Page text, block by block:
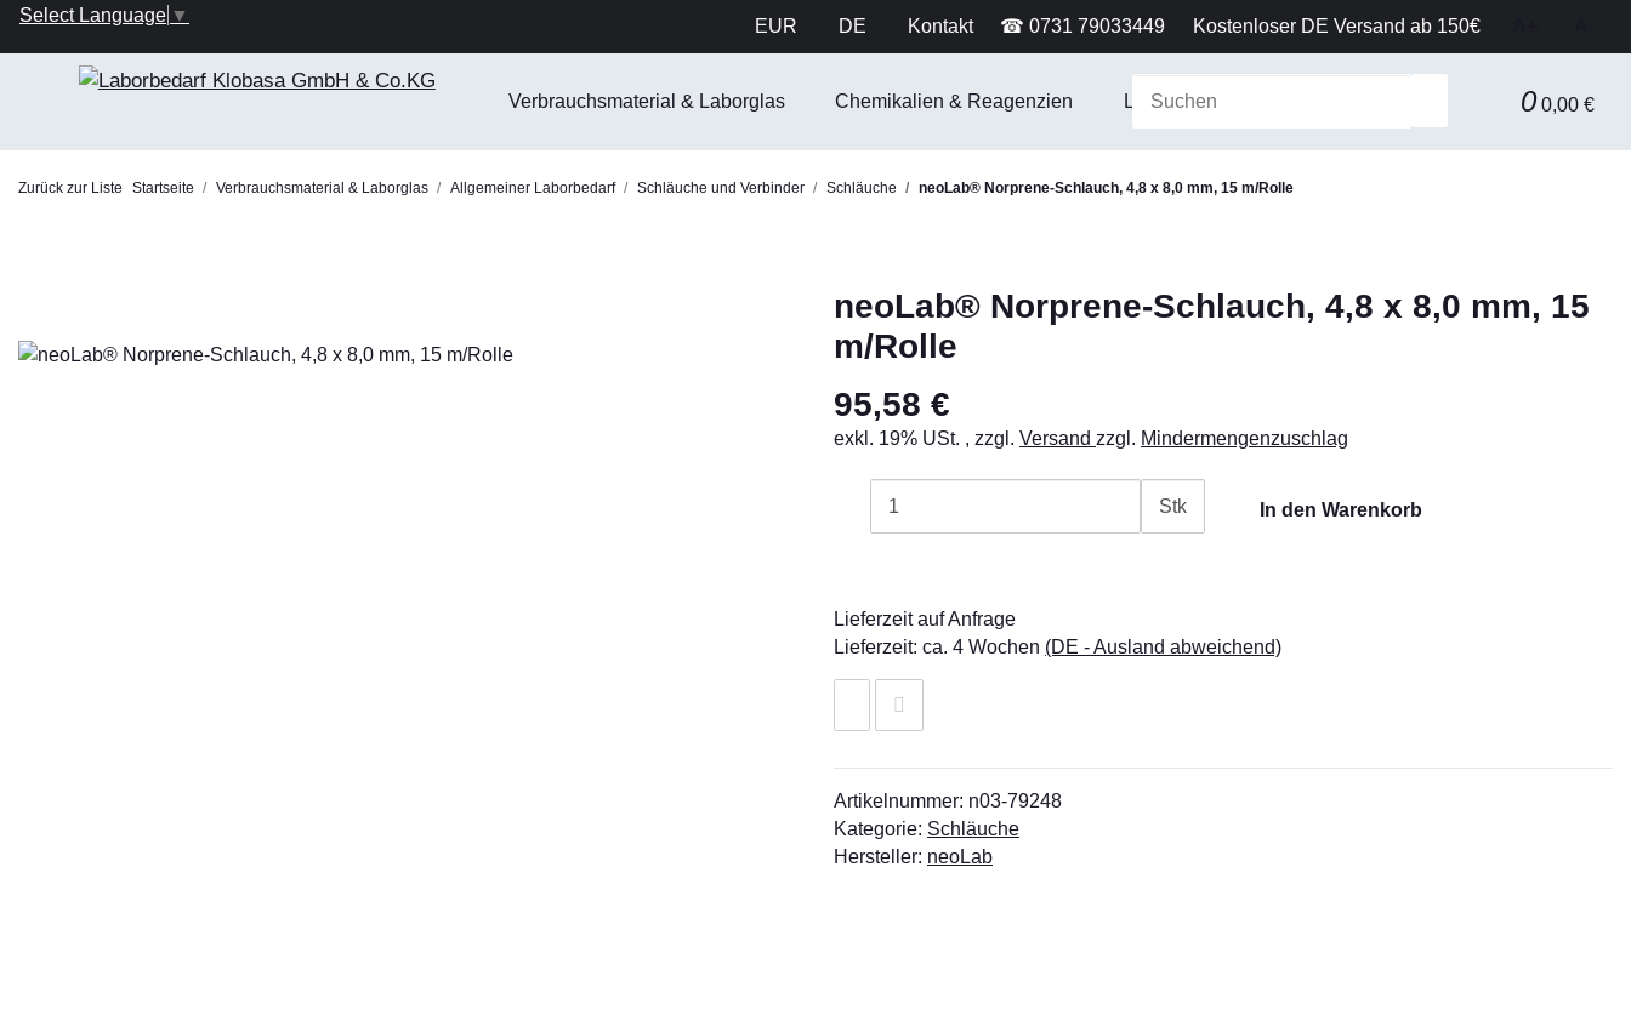
EUR DE Kontakt ☎ 0731 79033449 Kostenloser DE Versand ab 150€
Select Language ▼
0 0,00 €
Verbrauchsmaterial & Laborglas Chemikalien & Reagenzien Laborausstattung & Sicherheit Gerätetechnik
Zurück zur Liste Startseite Verbrauchsmaterial & Laborglas Allgemeiner Laborbedarf Schläuche und Verbinder Schläuche neoLab® Norprene-Schlauch, 4,8 x 8,0 mm, 15 m/Rolle
neoLab® Norprene-Schlauch, 4,8 x 8,0 mm, 15
m/Rolle
95,58 €
exkl. 19% USt. , zzgl. Versand zzgl. Mindermengenzuschlag
Stk In den Warenkorb
Lieferzeit auf Anfrage
Lieferzeit: ca. 4 Wochen (DE - Ausland abweichend)
Artikelnummer: n03-79248
Kategorie: Schläuche
Hersteller: neoLab